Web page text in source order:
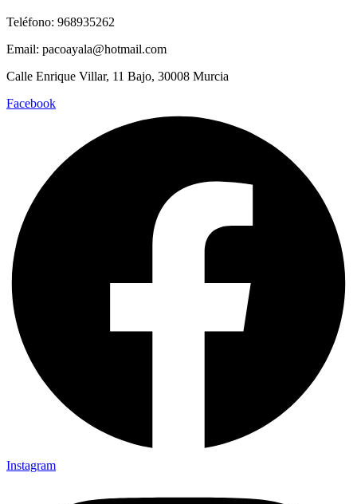
Teléfono: 968935262
Email: pacoayala@hotmail.com
Calle Enrique Villar, 11 Bajo, 30008 Murcia
Facebook
Instagram